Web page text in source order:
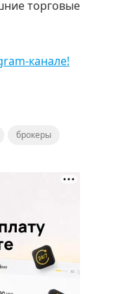
торговые
канале!
брокеры